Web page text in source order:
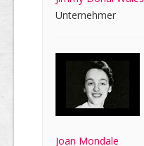
Unternehmer
Joan Mondale